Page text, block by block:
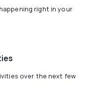
right in your
over the next few